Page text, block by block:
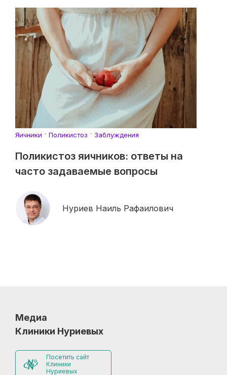
Яичники Поликистоз Заблуждения
Поликистоз яичников: ответы на
часто задаваемые вопросы
Нуриев Наиль Рафаилович
Медиа
Клиники Нуриевых
Посетить сайт
Клиники
Нуриевых